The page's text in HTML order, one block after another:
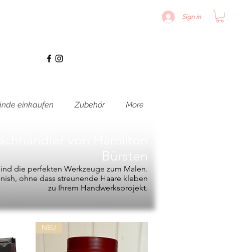
Sign in
einkaufen Zubehör More
Bürsten
die perfekten Werkzeuge zum Malen.
ohne dass streunende Haare kleben
zu Ihrem Handwerksprojekt.
NEU